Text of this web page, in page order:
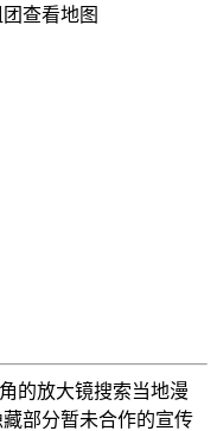
查看地图
的放大镜搜索当地漫
部分暂未合作的宣传